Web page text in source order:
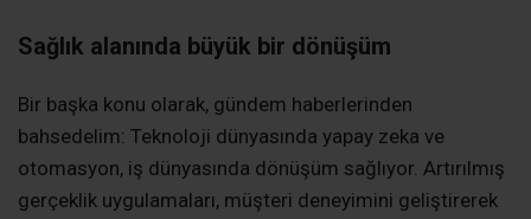
Sağlık alanında büyük bir dönüşüm
Bir başka konu olarak, gündem haberlerinden
bahsedelim: Teknoloji dünyasında yapay zeka ve
otomasyon, iş dünyasında dönüşüm sağlıyor. Artırılmış
gerçeklik uygulamaları, müşteri deneyimini geliştirerek